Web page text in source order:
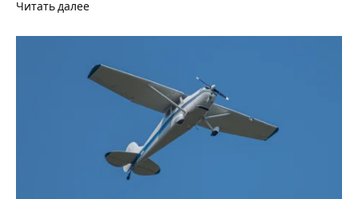
Читать далее